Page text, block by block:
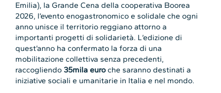
Emilia), la Grande Cena della cooperativa Boorea
2026, l’evento enogastronomico e solidale che ogni
anno unisce il territorio reggiano attorno a
importanti progetti di solidarietà. L’edizione di
quest’anno ha confermato la forza di una
mobilitazione collettiva senza precedenti,
raccogliendo 35mila euroche saranno destinati a
iniziative sociali e umanitarie in Italia e nel mondo.